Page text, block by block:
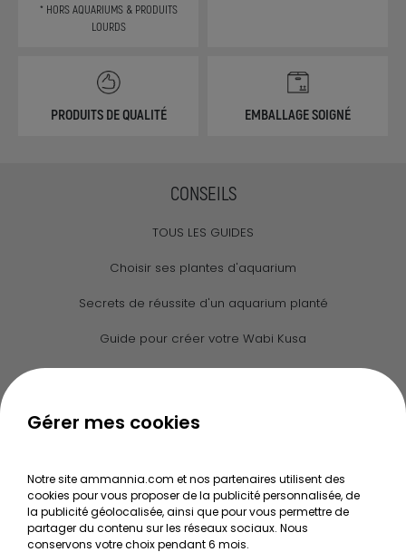
* HORS AQUARIUMS & PRODUITS
LOURDS
PRODUITS DE QUALITÉ EMBALLAGE SOIGNÉ
CONSEILS
TOUS LES GUIDES
Choisir ses plantes d'aquarium
Secrets de réussite d'un aquarium planté
Guide pour créer votre Wabi Kusa
Le journal d'Ammannia
NOS SERVICES
Mentions légales
Conditions générales de vente
Gérer mes cookies
Notre site ammannia.com et nos partenaires utilisent des
cookies pour vous proposer de la publicité personnalisée, de
la publicité géolocalisée, ainsi que pour vous permettre de
partager du contenu sur les réseaux sociaux. Nous
conservons votre choix pendant 6 mois.